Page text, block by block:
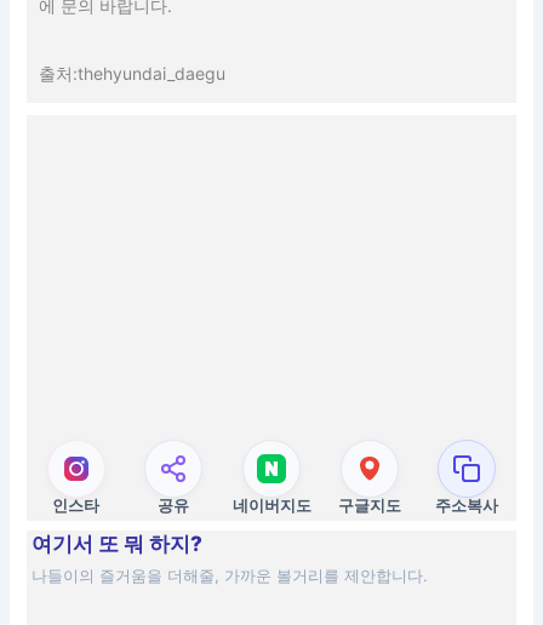
에 문의 바랍니다.
출처:thehyundai_daegu
인스타 공유 네이버지도 구글지도 주소복사
여기서 또 뭐 하지?
나들이의 즐거움을 더해줄, 가까운 볼거리를 제안합니다.